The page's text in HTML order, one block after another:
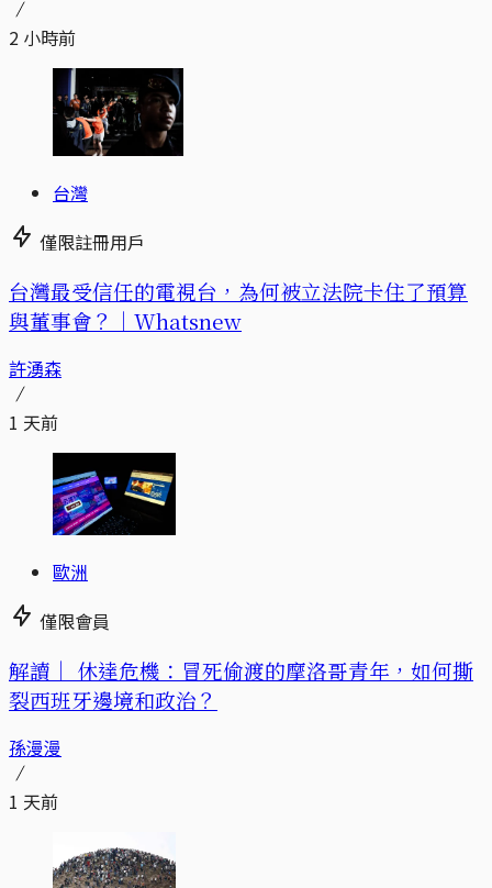
2 小時前
台灣
僅限註冊用戶
台灣最受信任的電視台，為何被立法院卡住了預算
與董事會？｜Whatsnew
許湧森
1 天前
歐洲
僅限會員
解讀｜ 休達危機：冒死偷渡的摩洛哥青年，如何撕
裂西班牙邊境和政治？
孫漫漫
1 天前